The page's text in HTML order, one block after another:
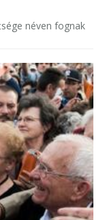
néven fognak